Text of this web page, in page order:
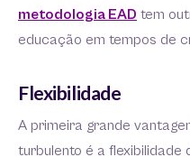
metodologia EAD tem
educação em tempos de
Flexibilidade
A primeira grande
turbulento é a flexibilidade